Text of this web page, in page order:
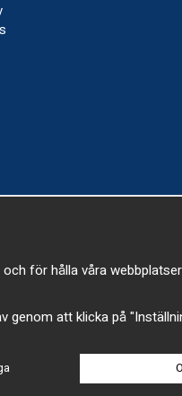
för hålla våra
genom att klicka på